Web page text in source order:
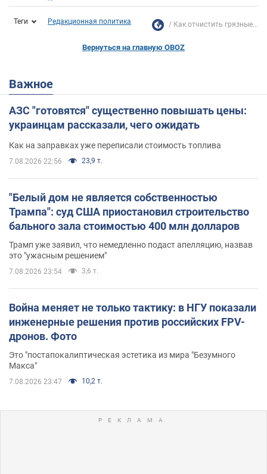
Теги Редакционная политика Как отчистить грязные...
Вернуться на главную OBOZ
Важное
АЗС "готовятся" существенно повышать цены:
украинцам рассказали, чего ожидать
Как на заправках уже переписали стоимость топлива
7.08.2026 22:56 23,9 т.
"Белый дом не является собственностью
Трампа": суд США приостановил строительство
бального зала стоимостью 400 млн долларов
Трамп уже заявил, что немедленно подаст апелляцию, назвав
это "ужасным решением"
7.08.2026 23:54 3,6 т.
Война меняет не только тактику: в НГУ показали
инженерные решения против российских FPV-
дронов. Фото
Это "постапокалиптическая эстетика из мира "Безумного
Макса"
7.08.2026 23:47 10,2 т.